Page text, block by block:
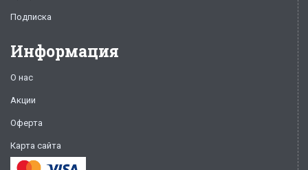
Подписка
Информация
О нас
Акции
Оферта
Карта сайта